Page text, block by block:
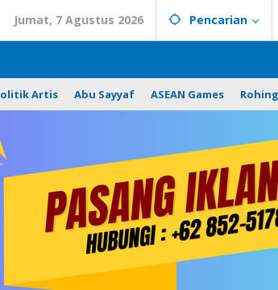
Jumat, 7 Agustus 2026 Pencarian
Artis Abu Sayyaf ASEAN Games